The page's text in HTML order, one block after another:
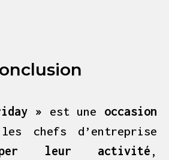
» est une occasion
chefs d’entreprise
leur activité ,